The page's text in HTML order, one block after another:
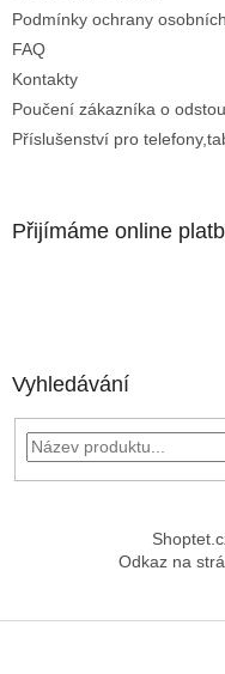
Podmínky ochrany
FAQ
Kontakty
Poučení zákazníka o
Příslušenství pro
Přijímáme online
Vyhledávání
Odkaz na